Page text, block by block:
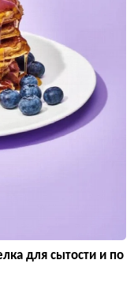
для сытости и по